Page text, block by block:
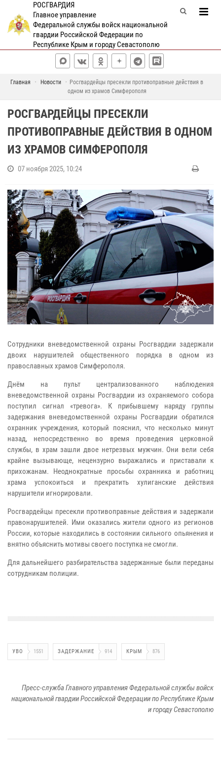
РОСГВАРДИЯ
Главное управление
Федеральной службы войск национальной
гвардии Российской Федерации по
Республике Крым и городу Севастополю
Главная Новости
Росгвардейцы пресекли противоправные действия в
одном из храмов Симферополя
РОСГВАРДЕЙЦЫ ПРЕСЕКЛИ
ПРОТИВОПРАВНЫЕ ДЕЙСТВИЯ В ОДНОМ
ИЗ ХРАМОВ СИМФЕРОПОЛЯ
07 ноября 2025, 10:24
Сотрудники вневедомственной охраны Росгвардии задержали
двоих нарушителей общественного порядка в одном из
православных храмов Симферополя.
Днём на пульт централизованного наблюдения
вневедомственной охраны Росгвардии из охраняемого собора
поступил сигнал «тревога». К прибывшему наряду группы
задержания вневедомственной охраны Росгвардии обратился
охранник учреждения, который пояснил, что несколько минут
назад, непосредственно во время проведения церковной
службы, в храм зашли двое нетрезвых мужчин. Они вели себя
крайне вызывающе, нецензурно выражались и приставали к
прихожанам. Неоднократные просьбы охранника и работниц
храма успокоиться и прекратить хулиганские действия
нарушители игнорировали.
Росгвардейцы пресекли противоправные действия и задержали
правонарушителей. Ими оказались жители одного из регионов
России, которые находились в состоянии сильного опьянения и
внятно объяснить мотивы своего поступка не смогли.
Для дальнейшего разбирательства задержанные были переданы
сотрудникам полиции.
УВО 1551 ЗАДЕРЖАНИЕ 914 КРЫМ 876
Пресс-служба Главного управления Федеральной службы войск
национальной гвардии Российской Федерации по Республике Крым
и городу Севастополю